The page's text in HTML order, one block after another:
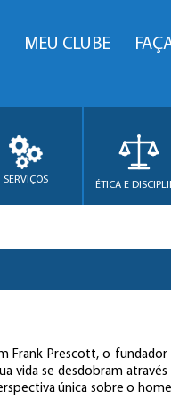
MEU CLUBE
SERVIÇOS ÉTICA E
Frank Prescott, o fundador
vida se desdobram através
única sobre o